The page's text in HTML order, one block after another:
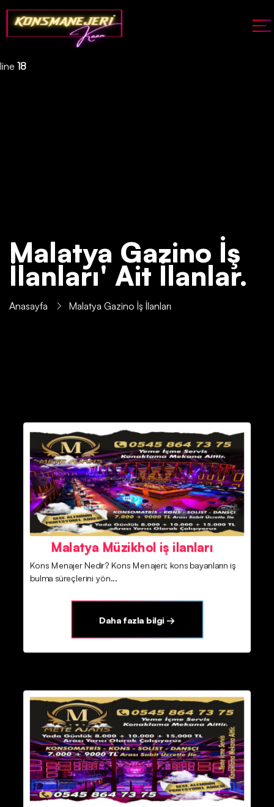
Deprecated: json_decode(): Passing null to parameter #1 ($json)
of type string is deprecated in
/home/konsmenajericom/public_html/api/kontrol/etiket.php
line 18
Malatya Gazino İş
İlanları' Ait İlanlar.
Anasayfa Malatya Gazino İş İlanları
Malatya Müzikhol iş ilanları
Kons Menajer Nedir? Kons Menajeri; kons bayanların iş
bulma süreçlerini yön...
Daha fazla bilgi →